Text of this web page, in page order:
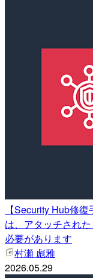
【Security Hub修
は、アタッチされ
必要があります
村瀬 彪雅
2026.05.29